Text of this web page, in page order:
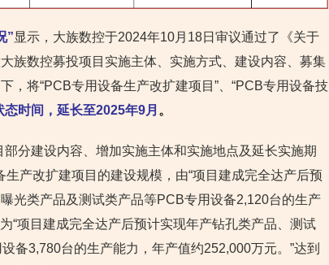
”显示，大族数控于2024年10月18日审议通过了《关于
族数控募投项目实施主体、实施方式、建设内容、募集
，将“PCB专用设备生产改扩建项目”、“PCB专用设备技
时间，延长至2025年9月 。
分建设内容、增加实施主体和实施地点及延长实施期
产改扩建项目的建设规模，由“项目建成完全达产后预
光类产品及测试类产品等PCB专用设备2,120台的生产
“项目建成完全达产后预计实现年产钻孔类产品、测试
备3,780台的生产能力，年产值约252,000万元。”达到